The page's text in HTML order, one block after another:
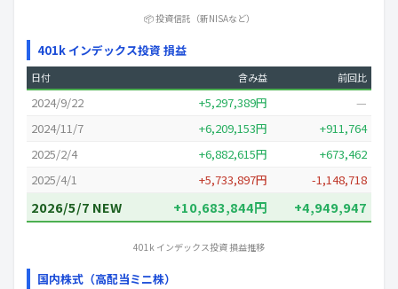
📦 投資信託（新NISAなど）
401k インデックス投資 損益
日付 含み益 前回比
2024/9/22 +5,297,389円
—
2024/11/7
+6,209,153円
+911,764
2025/2/4
+6,882,615円
+673,462
2025/4/1
+5,733,897円 -1,148,718
2026/5/7 NEW +10,683,844円 +4,949,947
401k インデックス投資 損益推移
国内株式（高配当ミニ株）